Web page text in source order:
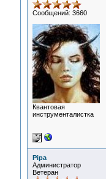
Сообщений: 3660
Квантовая
инструменталистка
Pipa
Администратор
Ветеран